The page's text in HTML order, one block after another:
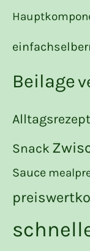
Beilage
Snack
Sauce